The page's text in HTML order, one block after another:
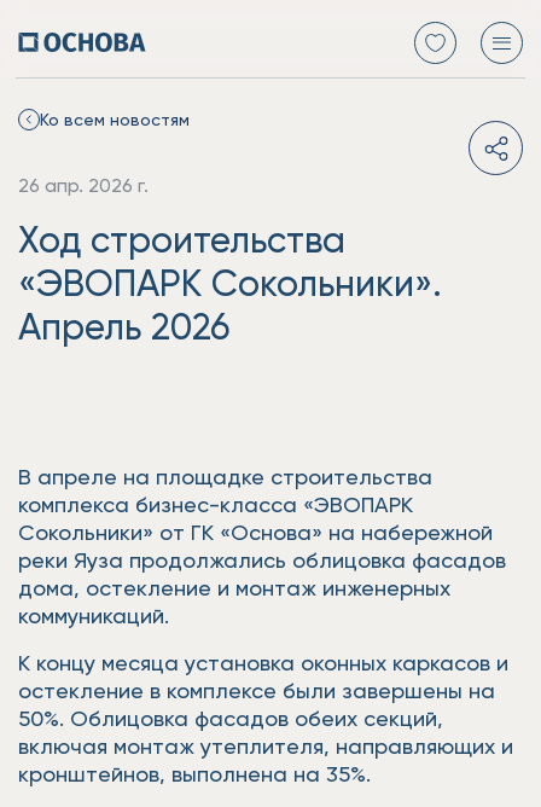
Ко всем новостям
26 апр. 2026 г.
Ход строительства
«ЭВОПАРК Сокольники».
Апрель 2026
В апреле на площадке строительства
комплекса бизнес-класса «ЭВОПАРК
Сокольники» от ГК «Основа» на набережной
реки Яуза продолжались облицовка фасадов
дома, остекление и монтаж инженерных
коммуникаций.
К концу месяца установка оконных каркасов и
остекление в комплексе были завершены на
50%. Облицовка фасадов обеих секций,
включая монтаж утеплителя, направляющих и
кронштейнов, выполнена на 35%.